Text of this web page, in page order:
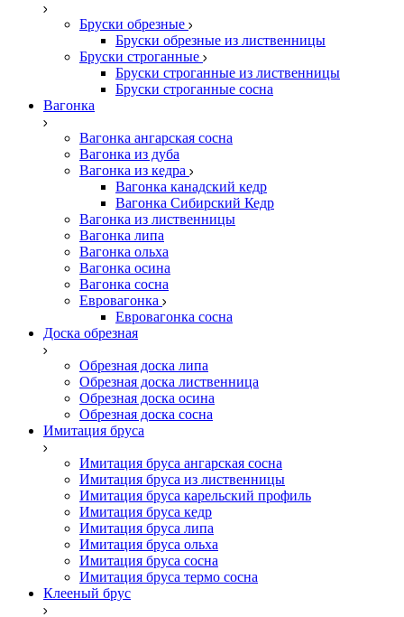
Бруски обрезные
Бруски обрезные из лиственницы
Бруски строганные
Бруски строганные из лиственницы
Бруски строганные сосна
Вагонка
Вагонка ангарская сосна
Вагонка из дуба
Вагонка из кедра
Вагонка канадский кедр
Вагонка Сибирский Кедр
Вагонка из лиственницы
Вагонка липа
Вагонка ольха
Вагонка осина
Вагонка сосна
Евровагонка
Евровагонка сосна
Доска обрезная
Обрезная доска липа
Обрезная доска лиственница
Обрезная доска осина
Обрезная доска сосна
Имитация бруса
Имитация бруса ангарская сосна
Имитация бруса из лиственницы
Имитация бруса карельский профиль
Имитация бруса кедр
Имитация бруса липа
Имитация бруса ольха
Имитация бруса сосна
Имитация бруса термо сосна
Клееный брус